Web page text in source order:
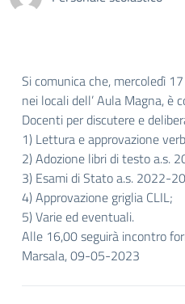
Si comunica che, mercoledì
nei locali dell’ Aula Magna, è
Docenti per discutere e
1) Lettura e approvazione
2) Adozione libri di testo a.s.
3) Esami di Stato a.s. 2022-
4) Approvazione griglia CLIL;
5) Varie ed eventuali.
Alle 16,00 seguirà incontro
Marsala, 09-05-2023